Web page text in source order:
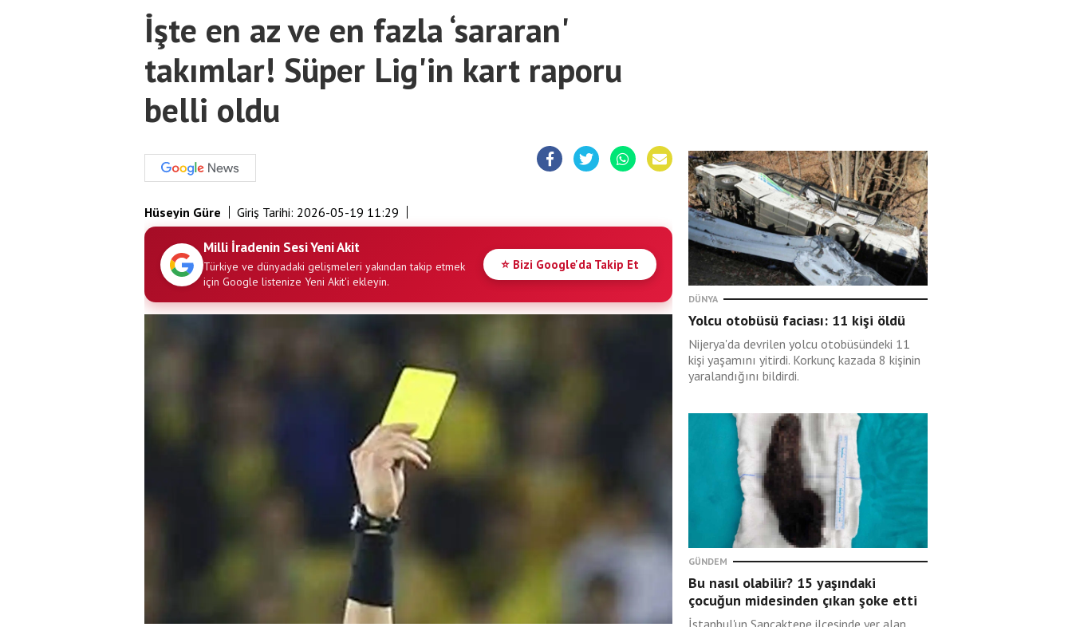
İşte en az ve en fazla ‘sararan'
takımlar! Süper Lig'in kart raporu
belli oldu
Hüseyin Güre Giriş Tarihi: 2026-05-19 11:29
Milli İradenin Sesi Yeni Akit
Türkiye ve dünyadaki gelişmeleri yakından takip etmek
için Google listenize Yeni Akit'i ekleyin.
⭐ Bizi Google'da Takip Et
DÜNYA
Yolcu otobüsü faciası: 11 kişi öldü
Nijerya'da devrilen yolcu otobüsündeki 11
kişi yaşamını yitirdi. Korkunç kazada 8 kişinin
yaralandığını bildirdi.
GÜNDEM
Bu nasıl olabilir? 15 yaşındaki
çocuğun midesinden çıkan şoke etti
İstanbul'un Sancaktepe ilçesinde yer alan